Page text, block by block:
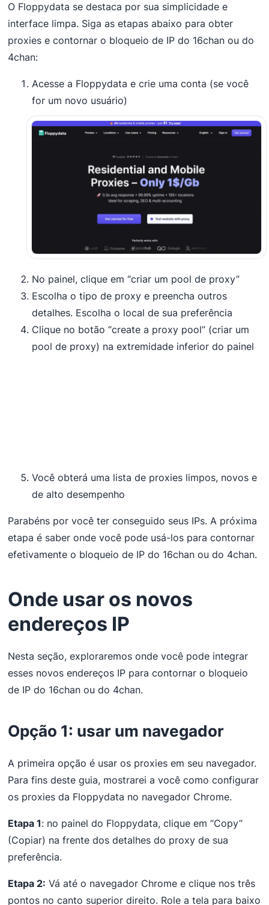
O Floppydata se destaca por sua simplicidade e
interface limpa. Siga as etapas abaixo para obter
proxies e contornar o bloqueio de IP do 16chan ou do
4chan:
Acesse a Floppydata e crie uma conta (se você
for um novo usuário)
No painel, clique em “criar um pool de proxy”
Escolha o tipo de proxy e preencha outros
detalhes. Escolha o local de sua preferência
Clique no botão “create a proxy pool” (criar um
pool de proxy) na extremidade inferior do painel
Você obterá uma lista de proxies limpos, novos e
de alto desempenho
Parabéns por você ter conseguido seus IPs. A próxima
etapa é saber onde você pode usá-los para contornar
efetivamente o bloqueio de IP do 16chan ou do 4chan.
Onde usar os novos
endereços IP
Nesta seção, exploraremos onde você pode integrar
esses novos endereços IP para contornar o bloqueio
de IP do 16chan ou do 4chan.
Opção 1: usar um navegador
A primeira opção é usar os proxies em seu navegador.
Para fins deste guia, mostrarei a você como configurar
os proxies da Floppydata no navegador Chrome.
Etapa 1: no painel do Floppydata, clique em “Copy”
(Copiar) na frente dos detalhes do proxy de sua
preferência.
Etapa 2: Vá até o navegador Chrome e clique nos três
pontos no canto superior direito. Role a tela para baixo